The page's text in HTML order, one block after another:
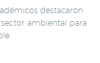
destacaron
ambiental para